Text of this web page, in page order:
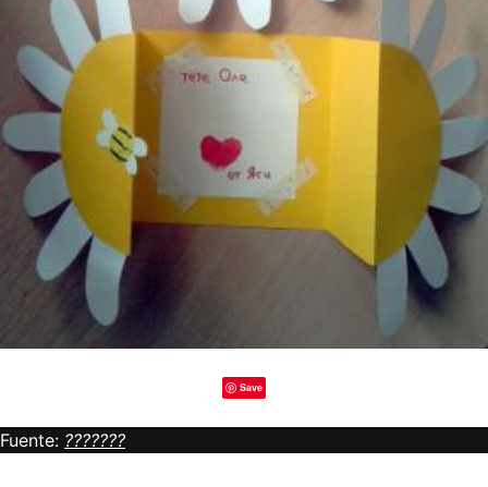
Save
Fuente: ???????